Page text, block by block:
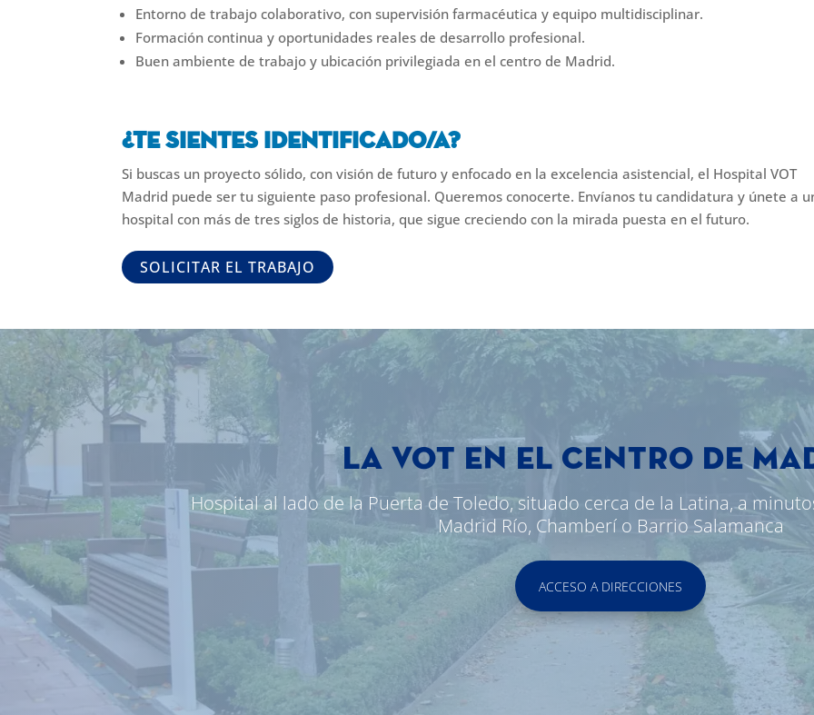
Entorno de trabajo colaborativo, con supervisión farmacéutica y equipo multidisciplinar.
Formación continua y oportunidades reales de desarrollo profesional.
Buen ambiente de trabajo y ubicación privilegiada en el centro de Madrid.
¿Te sientes identificado/a?
Si buscas un proyecto sólido, con visión de futuro y enfocado en la excelencia asistencial, el Hospital VOT
Madrid puede ser tu siguiente paso profesional. Queremos conocerte. Envíanos tu candidatura y únete a
hospital con más de tres siglos de historia, que sigue creciendo con la mirada puesta en el futuro.
LA VOT EN EL CENTRO DE
Hospital al lado de la Puerta de Toledo, situado cerca de la Latina, a
Madrid Río, Chamberí o Barrio Salamanca
ACCESO A DIRECCIONES